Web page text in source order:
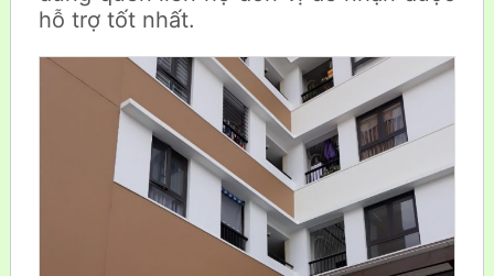
hỗ trợ tốt nhất.